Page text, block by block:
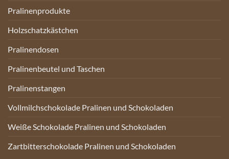
Pralinenprodukte
Holzschatzkästchen
Pralinendosen
Pralinenbeutel und Taschen
Pralinenstangen
Vollmilchschokolade Pralinen und Schokoladen
Weiße Schokolade Pralinen und Schokoladen
Zartbitterschokolade Pralinen und Schokoladen